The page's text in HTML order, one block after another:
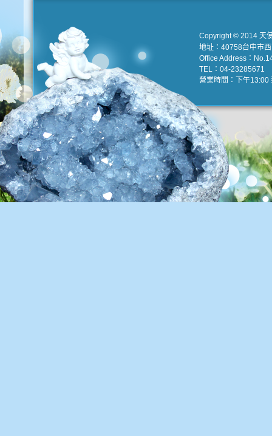
Copyright © 2014 天
地址：40758台中市
Office Address：
TEL：04-23285671
營業時間：下午13:00